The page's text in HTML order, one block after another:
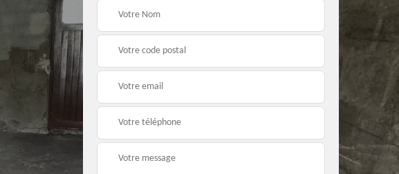
Débarras de grenier et
cave 33
Déménagement
Débarras de maison